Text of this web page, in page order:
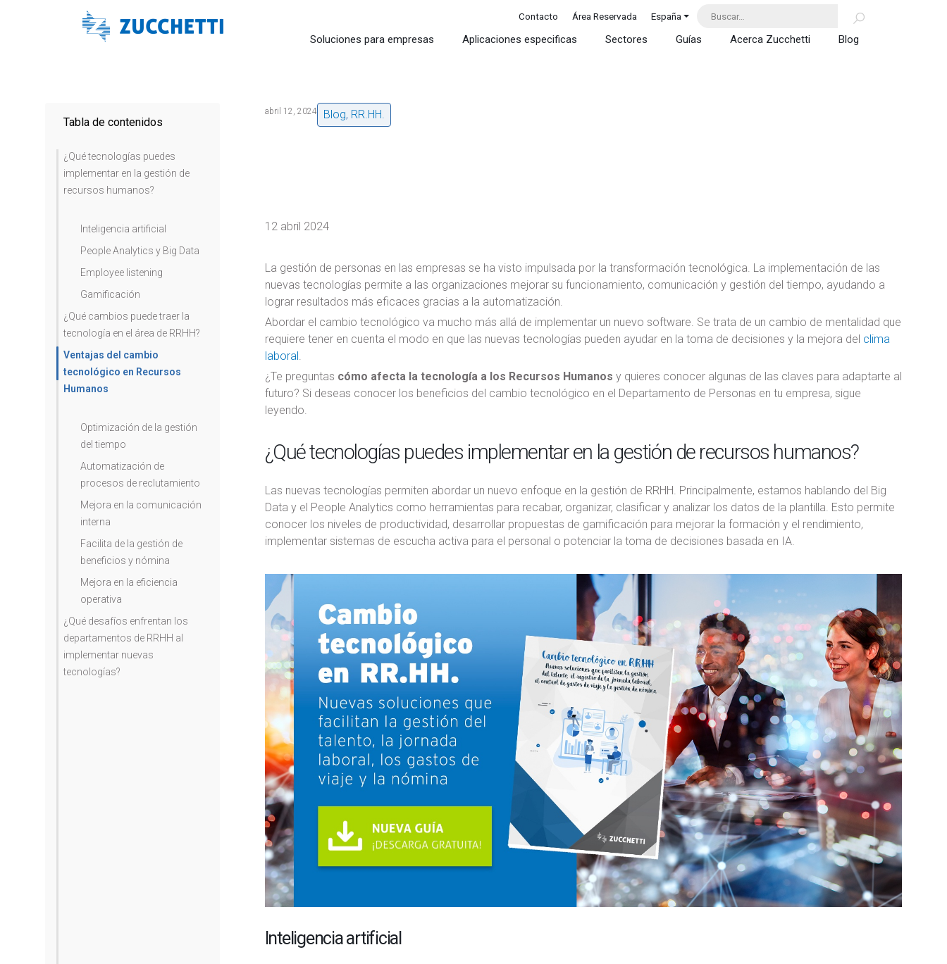
Contacto Área Reservada España
Soluciones para empresas Aplicaciones especificas Sectores Guías Acerca Zucchetti Blog
Tabla de contenidos
¿Qué tecnologías puedes
implementar en la gestión de
recursos humanos?
Inteligencia artificial
People Analytics y Big Data
Employee listening
Gamificación
¿Qué cambios puede traer la
tecnología en el área de RRHH?
Ventajas del cambio
tecnológico en Recursos
Humanos
Optimización de la gestión
del tiempo
Automatización de
procesos de reclutamiento
Mejora en la comunicación
interna
Facilita de la gestión de
beneficios y nómina
Mejora en la eficiencia
operativa
¿Qué desafíos enfrentan los
departamentos de RRHH al
implementar nuevas
tecnologías?
abril 12, 2024 Blog, RR.HH.
12 abril 2024
La gestión de personas en las empresas se ha visto impulsada por la transformación tecnológica. La implementación de las
nuevas tecnologías permite a las organizaciones mejorar su funcionamiento, comunicación y gestión del tiempo, ayudando a
lograr resultados más eficaces gracias a la automatización.
Abordar el cambio tecnológico va mucho más allá de implementar un nuevo software. Se trata de un cambio de mentalidad que
requiere tener en cuenta el modo en que las nuevas tecnologías pueden ayudar en la toma de decisiones y la mejora del clima
laboral.
¿Te preguntas cómo afecta la tecnología a los Recursos Humanos y quieres conocer algunas de las claves para adaptarte al
futuro? Si deseas conocer los beneficios del cambio tecnológico en el Departamento de Personas en tu empresa, sigue
leyendo.
¿Qué tecnologías puedes implementar en la gestión de recursos humanos?
Las nuevas tecnologías permiten abordar un nuevo enfoque en la gestión de RRHH. Principalmente, estamos hablando del Big
Data y el People Analytics como herramientas para recabar, organizar, clasificar y analizar los datos de la plantilla. Esto permite
conocer los niveles de productividad, desarrollar propuestas de gamificación para mejorar la formación y el rendimiento,
implementar sistemas de escucha activa para el personal o potenciar la toma de decisiones basada en IA.
Inteligencia artificial